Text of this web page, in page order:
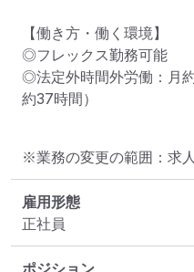
【働き方・働く環境】
◎フレックス勤務可能
◎法定外時間外労働：月
約37時間）
※業務の変更の範囲：求
雇用形態
正社員